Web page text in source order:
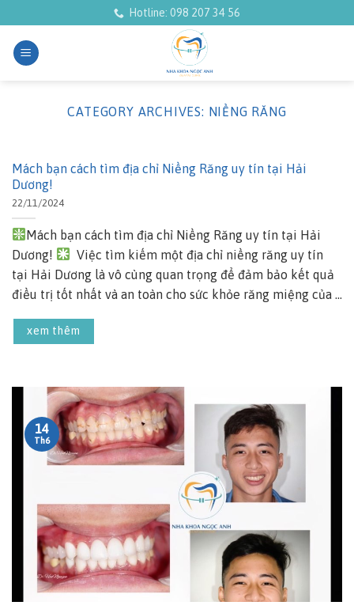
to
content
Hotline: 098 207 34 56
CATEGORY ARCHIVES: NIỀNG RĂNG
Mách bạn cách tìm địa chỉ Niềng Răng uy tín tại Hải
Dương!
22/11/2024
Mách bạn cách tìm địa chỉ Niềng Răng uy tín tại Hải
Dương!
Việc tìm kiếm một địa chỉ niềng răng uy tín
tại Hải Dương là vô cùng quan trọng để đảm bảo kết quả
điều trị tốt nhất và an toàn cho sức khỏe răng miệng của ...
xem thêm
14
Th6